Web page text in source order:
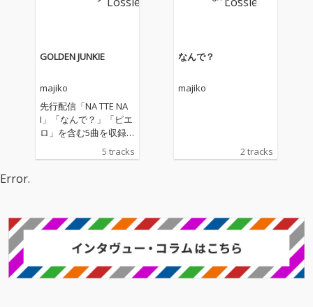
GOLDEN JUNKIE
majiko
先行配信「NA TTE NA
I」「なんで？」「ピエ
ロ」を含む5曲を収録
した、majiko最新EP
「GOLDEN JUNKIE」。
5 tracks
なんで？
majiko
2 tracks
Error.